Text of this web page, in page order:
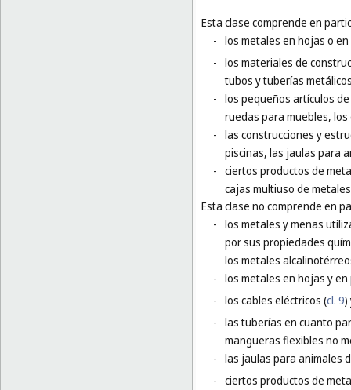
Esta clase comprende en
- los metales en hojas o
- los materiales de
tubos y tuberías
- los pequeños artículos
ruedas para muebles,
- las construcciones y
piscinas, las jaulas para
- ciertos productos de
cajas multiuso de
Esta clase no comprende en
- los metales y menas
por sus propiedades
los metales
- los metales en hojas y
- los cables eléctricos (cl. 9)
- las tuberías en cuanto
mangueras flexibles no
- las jaulas para animales
- ciertos productos de